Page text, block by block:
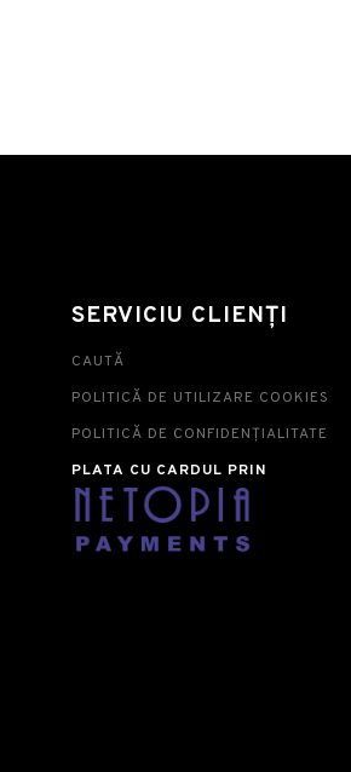
SERVICIU CLIENȚI
CAUTĂ
POLITICĂ DE UTILIZARE COOKIES
POLITICĂ DE CONFIDENȚIALITATE
PLATA CU CARDUL PRIN